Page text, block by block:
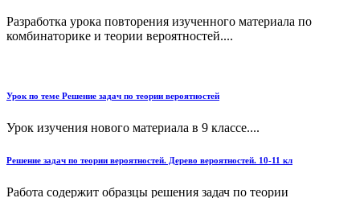
Разработка урока повторения изученного материала по
комбинаторике и теории вероятностей....
Урок по теме Решение задач по теории вероятностей
Урок изучения нового материала в 9 классе....
Решение задач по теории вероятностей. Дерево вероятностей. 10-11 кл
Работа содержит образцы решения задач по теории